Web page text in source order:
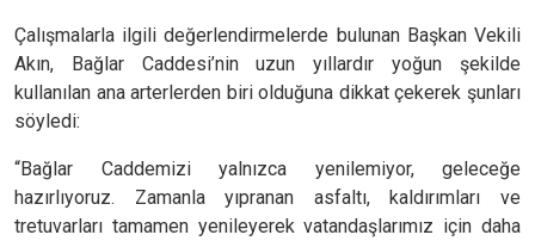
Çalışmalarla ilgili değerlendirmelerde bulunan Başkan Vekili
Akın, Bağlar Caddesi’nin uzun yıllardır yoğun şekilde
kullanılan ana arterlerden biri olduğuna dikkat çekerek şunları
söyledi:
“Bağlar Caddemizi yalnızca yenilemiyor, geleceğe
hazırlıyoruz. Zamanla yıpranan asfaltı, kaldırımları ve
tretuvarları tamamen yenileyerek vatandaşlarımız için daha